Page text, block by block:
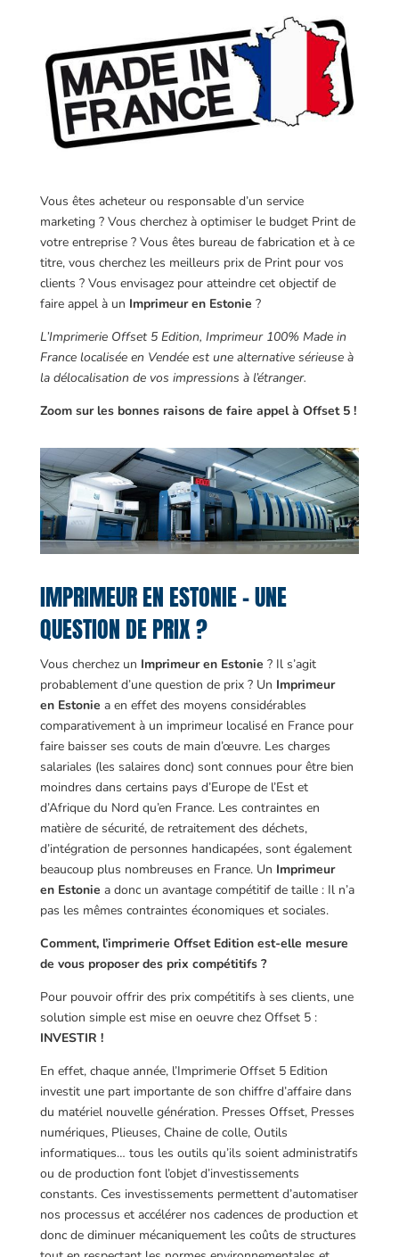
Vous êtes acheteur ou responsable d’un service
marketing ? Vous cherchez à optimiser le budget Print de
votre entreprise ? Vous êtes bureau de fabrication et à ce
titre, vous cherchez les meilleurs prix de Print pour vos
clients ? Vous envisagez pour atteindre cet objectif de
faire appel à un Imprimeur en Estonie ?
L’Imprimerie Offset 5 Edition, Imprimeur 100% Made in
France localisée en Vendée est une alternative sérieuse à
la délocalisation de vos impressions à l’étranger.
Zoom sur les bonnes raisons de faire appel à Offset 5 !
IMPRIMEUR EN ESTONIE – UNE
QUESTION DE PRIX ?
Vous cherchez un Imprimeur en Estonie ? Il s’agit
probablement d’une question de prix ? Un Imprimeur
en Estonie a en effet des moyens considérables
comparativement à un imprimeur localisé en France pour
faire baisser ses couts de main d’œuvre. Les charges
salariales (les salaires donc) sont connues pour être bien
moindres dans certains pays d’Europe de l’Est et
d’Afrique du Nord qu’en France. Les contraintes en
matière de sécurité, de retraitement des déchets,
d’intégration de personnes handicapées, sont également
beaucoup plus nombreuses en France. Un Imprimeur
en Estonie a donc un avantage compétitif de taille : Il n’a
pas les mêmes contraintes économiques et sociales.
Comment, l’imprimerie Offset Edition est-elle mesure
de vous proposer des prix compétitifs ?
Pour pouvoir offrir des prix compétitifs à ses clients, une
solution simple est mise en oeuvre chez Offset 5 :
INVESTIR !
En effet, chaque année, l’Imprimerie Offset 5 Edition
investit une part importante de son chiffre d’affaire dans
du matériel nouvelle génération. Presses Offset, Presses
numériques, Plieuses, Chaine de colle, Outils
informatiques… tous les outils qu’ils soient administratifs
ou de production font l’objet d’investissements
constants. Ces investissements permettent d’automatiser
nos processus et accélérer nos cadences de production et
donc de diminuer mécaniquement les coûts de structures